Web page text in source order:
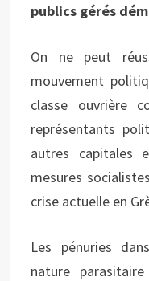
publics gérés
On ne peut
mouvement
classe ouvrière
représentants
autres capitales
mesures
crise actuelle en
Les pénuries
nature